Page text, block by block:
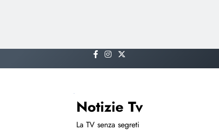
to
Notizie Tv
La TV senza segreti